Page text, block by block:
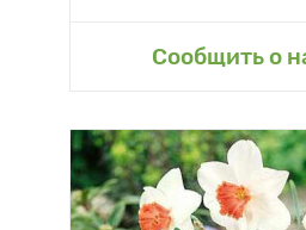
Сообщить о